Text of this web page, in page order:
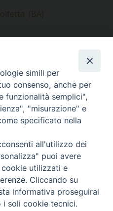
(BA)
simili per
consenso, anche per
funzionalità semplici",
"misurazione" e
specificato nella
all'utilizzo dei
puoi avere
utilizzati e
Cliccando su
informativa proseguirai
i soli cookie tecnici.